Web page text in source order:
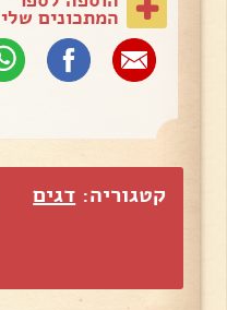
המתכונים שלי
קטגוריה: דגים